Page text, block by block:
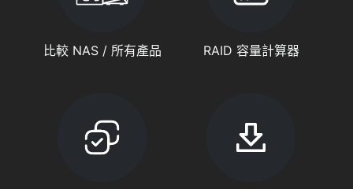
比較 NAS / 所有產品 RAID 容量計算器